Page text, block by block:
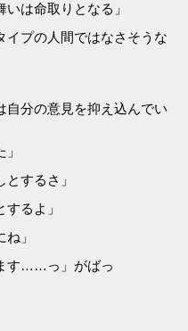
いは命取りとなる」
イプの人間ではなさそうな
自分の意見を抑え込んでい
とするさ」
るよ」
」
す……っ」がばっ